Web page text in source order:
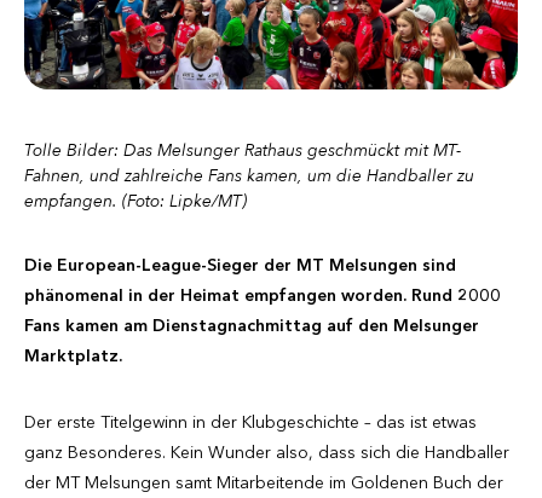
Tolle Bilder: Das Melsunger Rathaus geschmückt mit MT-
Fahnen, und zahlreiche Fans kamen, um die Handballer zu
empfangen. (Foto: Lipke/MT)
Die European-League-Sieger der MT Melsungen sind
phänomenal in der Heimat empfangen worden. Rund 2000
Fans kamen am Dienstagnachmittag auf den Melsunger
Marktplatz.
Der erste Titelgewinn in der Klubgeschichte – das ist etwas
ganz Besonderes. Kein Wunder also, dass sich die Handballer
der MT Melsungen samt Mitarbeitende im Goldenen Buch der